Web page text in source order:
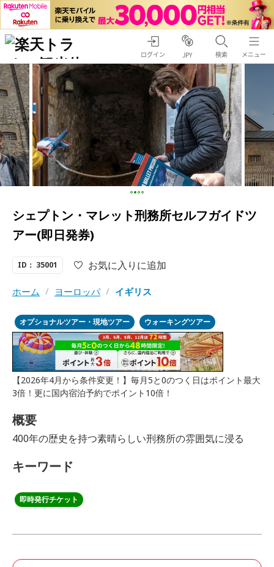
ログイン JPY 検索 メニュー
シェプトン・マレット刑務所セルフガイドツ
アー(即日発券)
ID： 35001 お気に入りに追加
ホーム / ヨーロッパ / イギリス
オプショナルツアー・現地ツアー ウォーキングツアー
【2026年4月から条件変更！】毎月5と0のつく日はポイント最大
3倍！更に国内宿泊予約でポイント10倍！
概要
400年の歴史を持つ素晴らしい刑務所の雰囲気に浸る
キーワード
即時発行チケット